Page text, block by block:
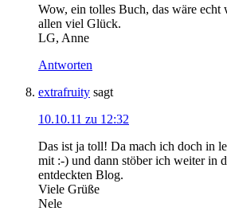
Wow, ein tolles Buch, das wäre echt
allen viel Glück.
LG, Anne
Antworten
extrafruity sagt
10.10.11 zu 12:32
Das ist ja toll! Da mach ich doch in
mit :-) und dann stöber ich weiter in
entdeckten Blog.
Viele Grüße
Nele